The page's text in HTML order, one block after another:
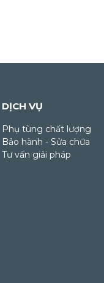
DỊCH VỤ
Phụ tùng chất lượng
Bảo hành - Sửa chữa
Tư vấn giải pháp